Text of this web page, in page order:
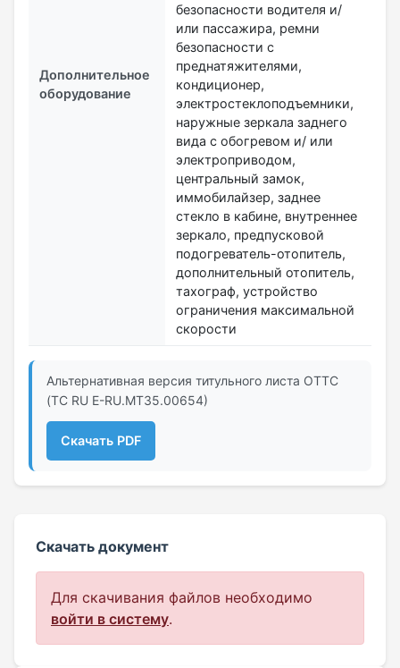
Дополнительное
оборудование
безопасности водителя и/
или пассажира, ремни
безопасности с
преднатяжителями,
кондиционер,
электростеклоподъемники,
наружные зеркала заднего
вида с обогревом и/ или
электроприводом,
центральный замок,
иммобилайзер, заднее
стекло в кабине, внутреннее
зеркало, предпусковой
подогреватель-отопитель,
дополнительный отопитель,
тахограф, устройство
ограничения максимальной
скорости
Альтернативная версия титульного листа ОТТС
(ТС RU Е-RU.МТ35.00654)
Скачать PDF
Скачать документ
Для скачивания файлов необходимо
войти в систему.